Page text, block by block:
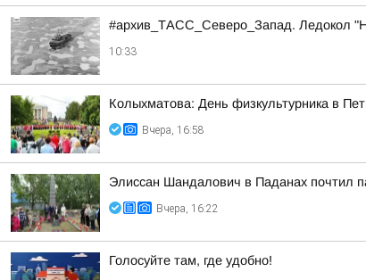
#архив_ТАСС_Северо_Запад. Ледокол
10:33
Колыхматова: День физкультурника в
Вчера, 16:58
Элиссан Шандалович в Паданах почтил
Вчера, 16:22
Голосуйте там, где удобно!